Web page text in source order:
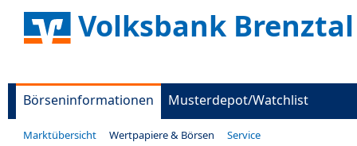
Volksbank Brenztal
Börseninformationen Musterdepot/Watchlist
Marktübersicht Wertpapiere & Börsen Service